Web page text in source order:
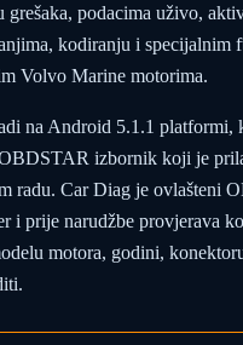
grešaka, podacima uživo,
kodiranju i specijalnim
Volvo Marine motorima.
na Android 5.1.1 platformi,
izbornik koji je
radu. Car Diag je ovlašteni
i prije narudžbe provjerava
motora, godini,